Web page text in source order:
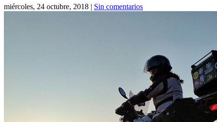
miércoles, 24 octubre, 2018 | Sin comentarios